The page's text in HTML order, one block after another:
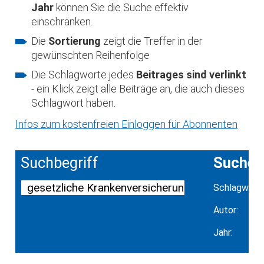
Jahr können Sie die Suche effektiv
einschränken.
Die Sortierung zeigt die Treffer in der
gewünschten Reihenfolge
Die Schlagworte jedes Beitrages sind verlinkt
- ein Klick zeigt alle Beiträge an, die auch dieses
Schlagwort haben.
Infos zum kostenfreien Einloggen für Abonnenten
Suchbegriff Suche
Schlagwort:
Autor:
Jahr: